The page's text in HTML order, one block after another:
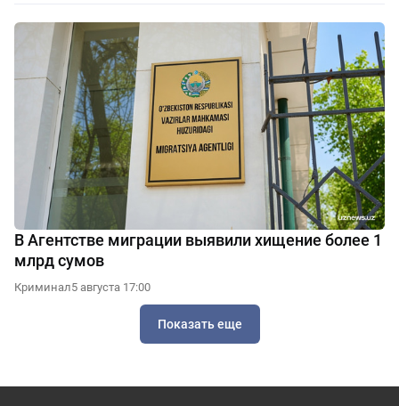
В Агентстве миграции выявили хищение более 1
млрд сумов
Криминал5 августа 17:00
Показать еще